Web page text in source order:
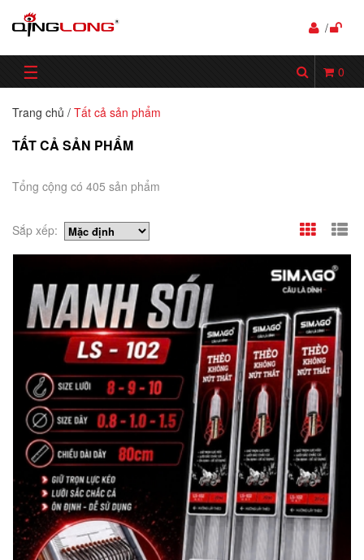
/
☰ 0
Trang chủ / Tất cả sản phẩm
TẤT CẢ SẢN PHẨM
Tổng cộng có 405 sản phẩm
Sắp xếp: